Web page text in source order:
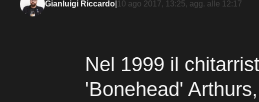
Gianluigi Riccardo 10 ago 2017, 13:25, agg. alle 12:17
Nel 1999 il
'Bonehead'